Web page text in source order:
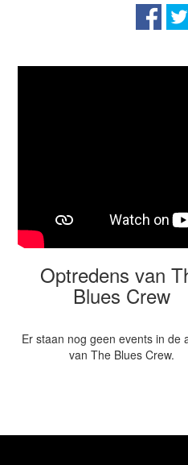
Optredens van
Blues Crew
Er staan nog geen events in de
van The Blues Crew.